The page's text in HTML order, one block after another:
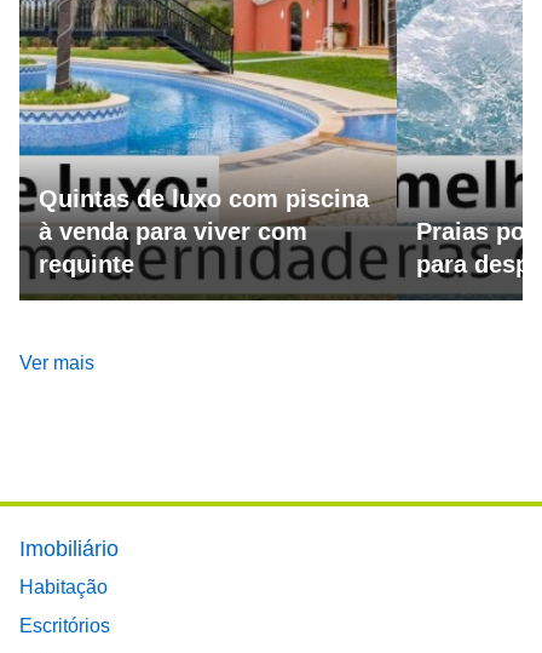
Quintas de luxo com piscina
à venda para viver com
requinte
Praias
para
Ver mais
Footer main menu
Imobiliário
Habitação
Escritórios